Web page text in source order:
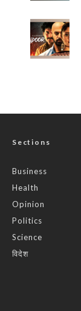
Sections
Business
Health
Opinion
Politics
Science
विदेश